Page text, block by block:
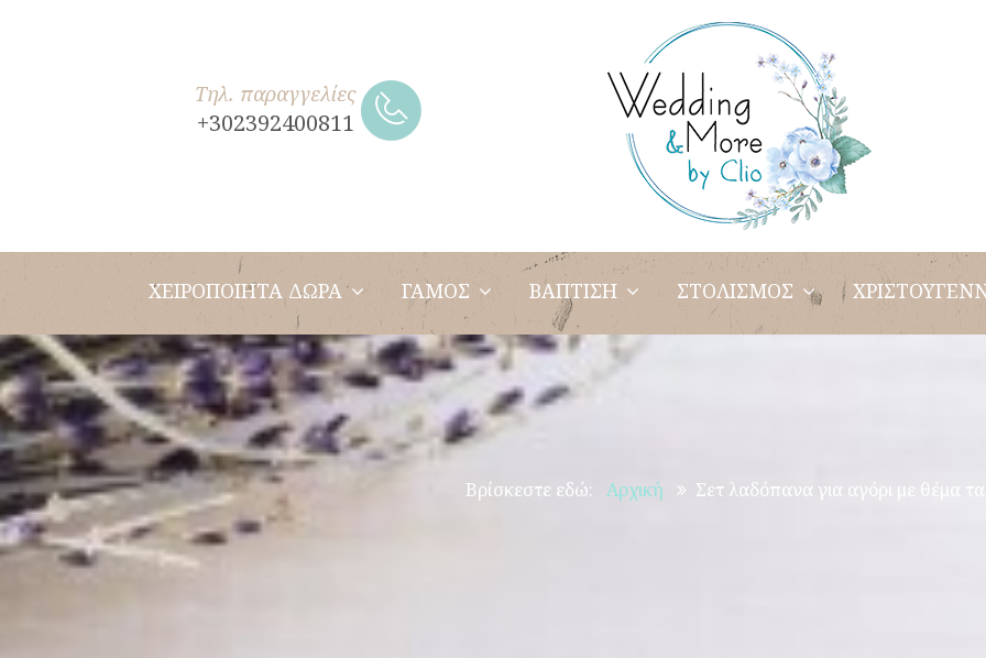
Τηλ. παραγγελίες
+302392400811
ΧΕΙΡΟΠΟΙΗΤΑ ΔΩΡΑ ΓΑΜΟΣ ΒΑΠΤΙΣΗ ΣΤΟΛΙΣΜΟΣ
Βρίσκεστε εδώ: Αρχική Σετ λαδόπανα για αγόρι με θέμα